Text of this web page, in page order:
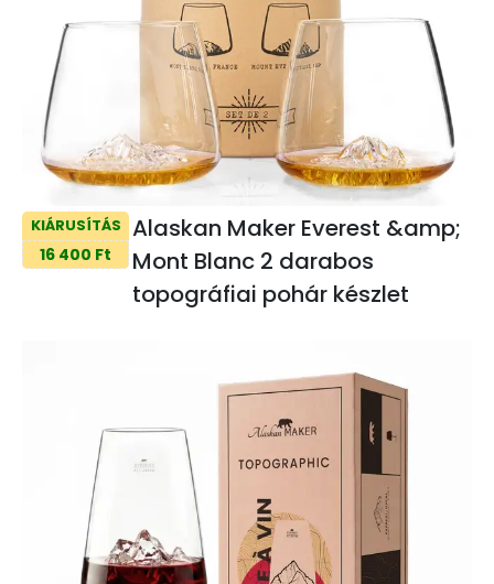
KIÁRUSÍTÁS
16 400 Ft
Alaskan Maker Everest &amp;
Mont Blanc 2 darabos
topográfiai pohár készlet